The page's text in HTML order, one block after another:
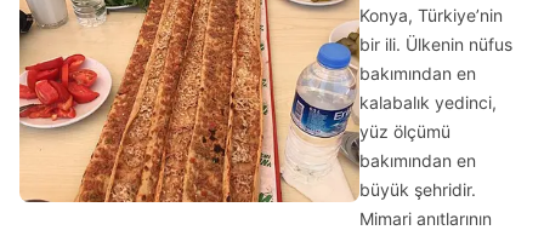
Konya, Türkiye’nin
bir ili. Ülkenin nüfus
bakımından en
kalabalık yedinci,
yüz ölçümü
bakımından en
büyük şehridir.
Mimari anıtlarının